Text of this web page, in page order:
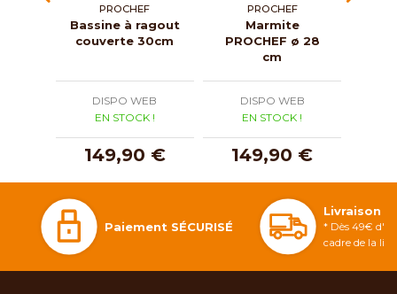
PROCHEF
Bassine à ragout
couverte 30cm
DISPO WEB
EN STOCK !
149,90 €
PROCHEF
Marmite
PROCHEF ø 28
cm
DISPO WEB
EN STOCK !
149,90 €
Paiement SÉCURISÉ
Livraison
* Dès 49€
cadre de la